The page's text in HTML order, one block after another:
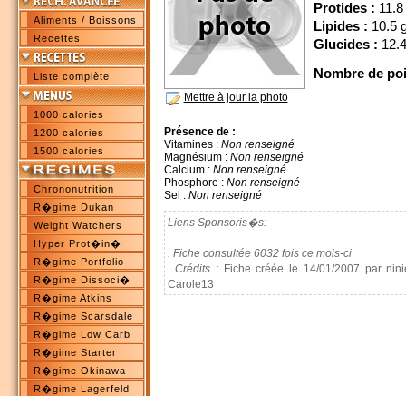
Aliments / Boissons
Recettes
Liste complète
1000 calories
1200 calories
1500 calories
Chrononutrition
R�gime Dukan
Weight Watchers
Hyper Prot�in�
R�gime Portfolio
R�gime Dissoci�
R�gime Atkins
R�gime Scarsdale
R�gime Low Carb
R�gime Starter
R�gime Okinawa
R�gime Lagerfeld
Mettre à jour la photo
Protides : 11.8
Lipides : 10.5
Glucides :
Nombre de
Présence de :
Vitamines : Non renseigné
Magnésium : Non renseigné
Calcium : Non renseigné
Phosphore : Non renseigné
Sel : Non renseigné
Liens Sponsoris�s:
. Fiche consultée 6032 fois ce mois-ci
. Crédits :Fiche créée le 14/01/2007 par
Carole13